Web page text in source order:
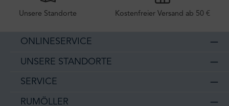
Unsere Standorte Kostenfreier Versand ab 50 €
ONLINESERVICE
UNSERE STANDORTE
SERVICE
RUMÖLLER